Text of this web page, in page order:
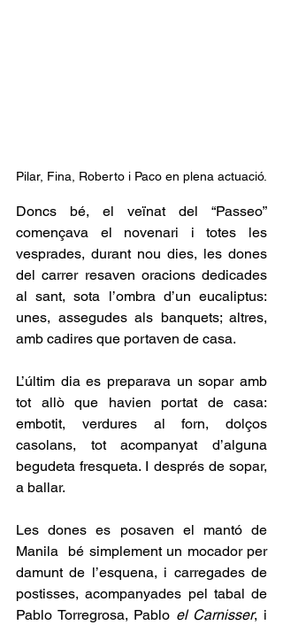
Pilar, Fina, Roberto i Paco en plena actuació.
Doncs bé, el veïnat del “Passeo”
començava el novenari i totes les
vesprades, durant nou dies, les dones
del carrer resaven oracions dedicades
al sant, sota l’ombra d’un eucaliptus:
unes, assegudes als banquets; altres,
amb cadires que portaven de casa.
L’últim dia es preparava un sopar amb
tot allò que havien portat de casa:
embotit, verdures al forn, dolços
casolans, tot acompanyat d’alguna
begudeta fresqueta. I després de sopar,
a ballar.
Les dones es posaven el mantó de
Manila  bé simplement un mocador per
damunt de l’esquena, i carregades de
postisses, acompanyades pel tabal de
Pablo Torregrosa, Pablo el Carnisser, i